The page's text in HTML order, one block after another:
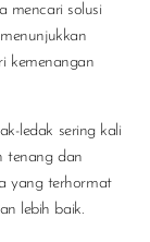
mencari solusi
kemenangan
ledak sering kali
tenang dan
yang terhormat
lebih baik.